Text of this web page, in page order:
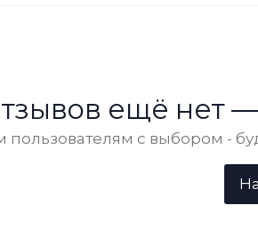
ещё нет
пользователям с выбором -